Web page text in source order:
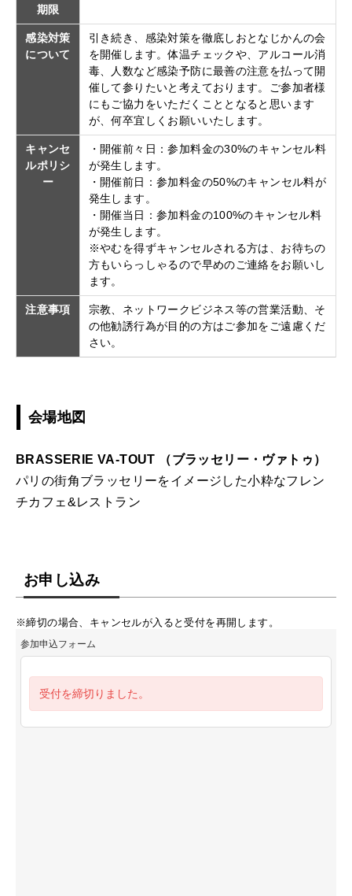
期限
感染対策
について
引き続き、感染対策を徹底しおとなじかんの会
を開催します。体温チェックや、アルコール消
毒、人数など感染予防に最善の注意を払って開
催して参りたいと考えております。ご参加者様
にもご協力をいただくこととなると思います
が、何卒宜しくお願いいたします。
キャンセ
ルポリシ
ー
・開催前々日：参加料金の30%のキャンセル料
が発生します。
・開催前日：参加料金の50%のキャンセル料が
発生します。
・開催当日：参加料金の100%のキャンセル料
が発生します。
※やむを得ずキャンセルされる方は、お待ちの
方もいらっしゃるので早めのご連絡をお願いし
ます。
注意事項
宗教、ネットワークビジネス等の営業活動、そ
の他勧誘行為が目的の方はご参加をご遠慮くだ
さい。
会場地図
BRASSERIE VA-TOUT （ブラッセリー・ヴァトゥ）
パリの街角ブラッセリーをイメージした小粋なフレン
チカフェ&レストラン
お申し込み
※締切の場合、キャンセルが入ると受付を再開します。